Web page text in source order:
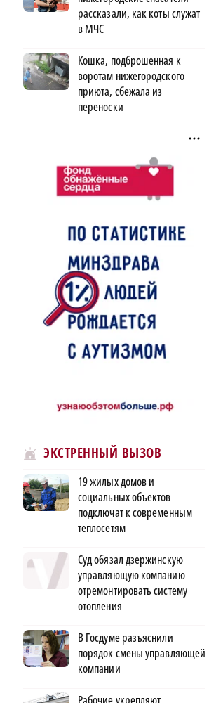
рассказали, как коты служат
в МЧС
Кошка, подброшенная к
воротам нижегородского
приюта, сбежала из
переноски
ЭКСТРЕННЫЙ ВЫЗОВ
19 жилых домов и
социальных объектов
подключат к современным
теплосетям
Суд обязал дзержинскую
управляющую компанию
отремонтировать систему
отопления
В Госдуме разъяснили
порядок смены управляющей
компании